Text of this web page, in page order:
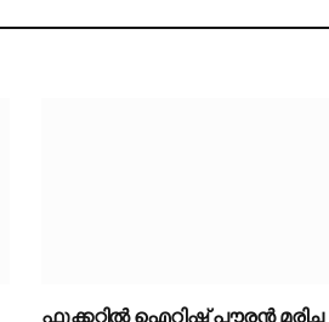
ഫുക്കറ്റിൽ ഐറിഷ് പൗരൻ മരിച്ച